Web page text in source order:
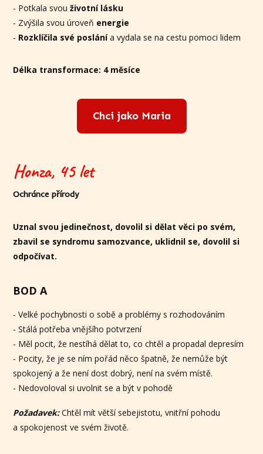
- Potkala svouživotní lásku
- Zvýšila svou úroveň energie
- Rozklíčila své poslánía vydala se na cestu pomoci lidem
Délka transformace: 4 měsíce
Chci jako Maria
Honza, 45 let
Ochránce přírody
Uznal svou jedinečnost, dovolil si dělat věci po svém,
zbavil se syndromu samozvance, uklidnil se, dovolil si
odpočívat.
BOD A
- Velké pochybnosti o sobě a problémy s rozhodováním
- Stálá potřeba vnějšího potvrzení
- Měl pocit, že nestíhá dělat to, co chtěl a propadal depresím
- Pocity, že je se ním pořád něco špatně, že nemůže být
spokojený a že není dost dobrý, není na svém místě.
- Nedovoloval si uvolnit se a být v pohodě
Požadavek:Chtěl mít větší sebejistotu, vnitřní pohodu
a spokojenost ve svém životě.